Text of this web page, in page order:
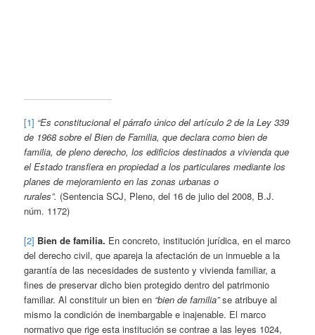
[1] “Es constitucional el párrafo único del artículo 2 de la Ley 339
de 1968 sobre el Bien de Familia, que declara como bien de
familia, de pleno derecho, los edificios destinados a vivienda que
el Estado transfiera en propiedad a los particulares mediante los
planes de mejoramiento en las zonas urbanas o
rurales”. (Sentencia SCJ, Pleno, del 16 de julio del 2008, B.J.
núm. 1172)
[2] Bien de familia. En concreto, institución jurídica, en el marco
del derecho civil, que apareja la afectación de un inmueble a la
garantía de las necesidades de sustento y vivienda familiar, a
fines de preservar dicho bien protegido dentro del patrimonio
familiar. Al constituir un bien en “bien de familia”se atribuye al
mismo la condición de inembargable e inajenable. El marco
normativo que rige esta institución se contrae a las leyes 1024,